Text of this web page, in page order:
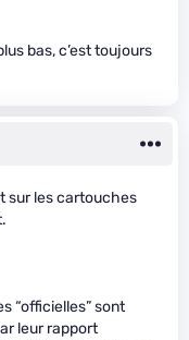
bas, c’est toujours
sur les cartouches
“officielles” sont
leur rapport